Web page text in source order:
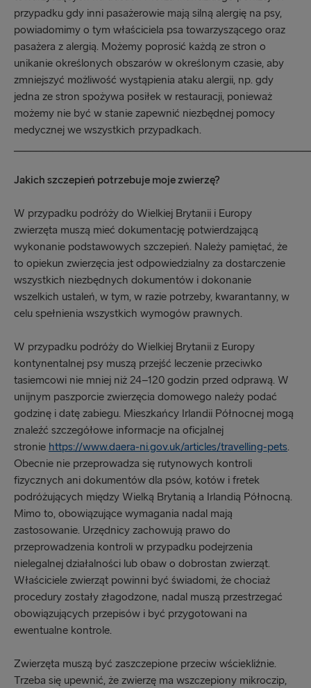
przypadku gdy inni pasażerowie mają silną alergię na psy,
powiadomimy o tym właściciela psa towarzyszącego oraz
pasażera z alergią. Możemy poprosić każdą ze stron o
unikanie określonych obszarów w określonym czasie, aby
zmniejszyć możliwość wystąpienia ataku alergii, np. gdy
jedna ze stron spożywa posiłek w restauracji, ponieważ
możemy nie być w stanie zapewnić niezbędnej pomocy
medycznej we wszystkich przypadkach.
Jakich szczepień potrzebuje moje zwierzę?
W przypadku podróży do Wielkiej Brytanii i Europy
zwierzęta muszą mieć dokumentację potwierdzającą
wykonanie podstawowych szczepień. Należy pamiętać, że
to opiekun zwierzęcia jest odpowiedzialny za dostarczenie
wszystkich niezbędnych dokumentów i dokonanie
wszelkich ustaleń, w tym, w razie potrzeby, kwarantanny, w
celu spełnienia wszystkich wymogów prawnych.
W przypadku podróży do Wielkiej Brytanii z Europy
kontynentalnej psy muszą przejść leczenie przeciwko
tasiemcowi nie mniej niż 24–120 godzin przed odprawą. W
unijnym paszporcie zwierzęcia domowego należy podać
godzinę i datę zabiegu. Mieszkańcy Irlandii Północnej mogą
znaleźć szczegółowe informacje na oficjalnej
stronie https://www.daera-ni.gov.uk/articles/travelling-pets.
Obecnie nie przeprowadza się rutynowych kontroli
fizycznych ani dokumentów dla psów, kotów i fretek
podróżujących między Wielką Brytanią a Irlandią Północną.
Mimo to, obowiązujące wymagania nadal mają
zastosowanie. Urzędnicy zachowują prawo do
przeprowadzenia kontroli w przypadku podejrzenia
nielegalnej działalności lub obaw o dobrostan zwierząt.
Właściciele zwierząt powinni być świadomi, że chociaż
procedury zostały złagodzone, nadal muszą przestrzegać
obowiązujących przepisów i być przygotowani na
ewentualne kontrole.
Zwierzęta muszą być zaszczepione przeciw wściekliźnie.
Trzeba się upewnić, że zwierzę ma wszczepiony mikroczip,